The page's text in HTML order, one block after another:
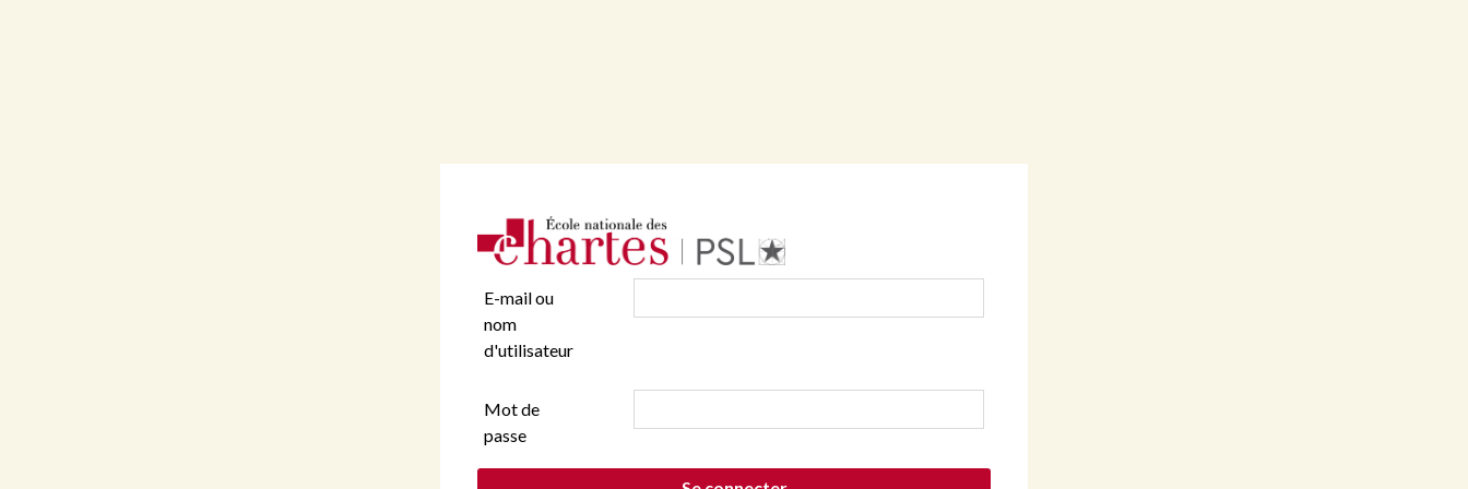
E-mail ou
nom
d'utilisateur
Mot de
passe